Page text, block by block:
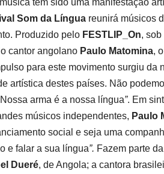
tem sido uma manifestação
Som da Língua reunirá músicos
Produzido pelo FESTLIP_On,
cantor angolano Paulo Matomina, o
para este movimento surgiu da
artística destes países. Não
arma é a nossa língua”. Em
músicos independentes, Paulo
social e seja uma
e falar a sua língua”. Fazem parte
Dueré, de Angola; a cantora